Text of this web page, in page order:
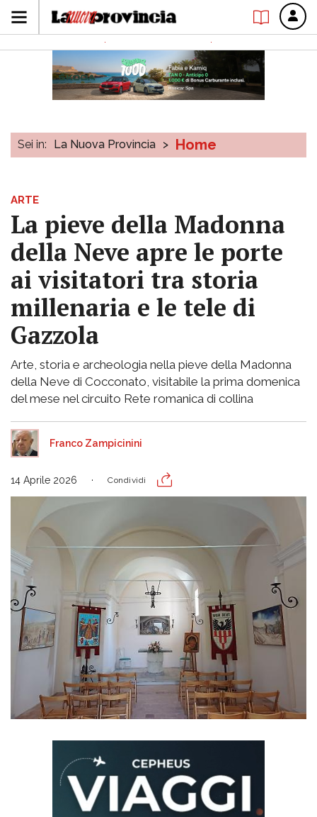
Sei in: La Nuova Provincia > Home
ARTE
La pieve della Madonna
della Neve apre le porte
ai visitatori tra storia
millenaria e le tele di
Gazzola
Arte, storia e archeologia nella pieve della Madonna
della Neve di Cocconato, visitabile la prima domenica
del mese nel circuito Rete romanica di collina
Franco Zampicinini
14 Aprile 2026 Condividi